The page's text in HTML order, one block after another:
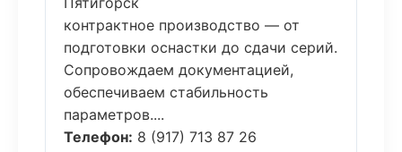
контрактное производство — от
подготовки оснастки до сдачи серий.
Сопровождаем документацией,
обеспечиваем стабильность
параметров....
Телефон: 8 (917) 713 87 26